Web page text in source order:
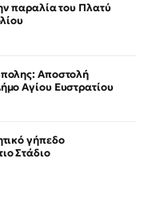
παραλία του Πλατύ
Αποστολή
Αγίου Ευστρατίου
γήπεδο
Στάδιο